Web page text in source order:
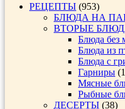
РЕЦЕПТЫ (953)
БЛЮДА НА
ВТОРЫЕ
Блюда без
Блюда из
Блюда с
Гарниры
Мясные
Рыбные
ДЕСЕРТЫ (38)